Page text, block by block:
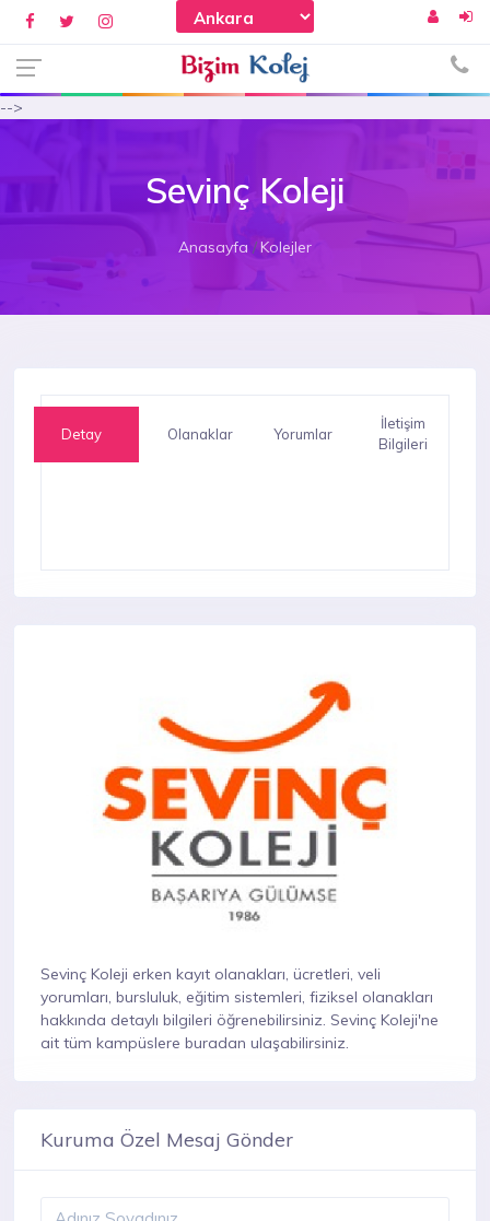
-->
Sevinç Koleji
Anasayfa Kolejler
Detay Olanaklar Yorumlar
İletişim
Bilgileri
Sevinç Koleji erken kayıt olanakları, ücretleri, veli
yorumları, bursluluk, eğitim sistemleri, fiziksel olanakları
hakkında detaylı bilgileri öğrenebilirsiniz. Sevinç Koleji'ne
ait tüm kampüslere buradan ulaşabilirsiniz.
Kuruma Özel Mesaj Gönder